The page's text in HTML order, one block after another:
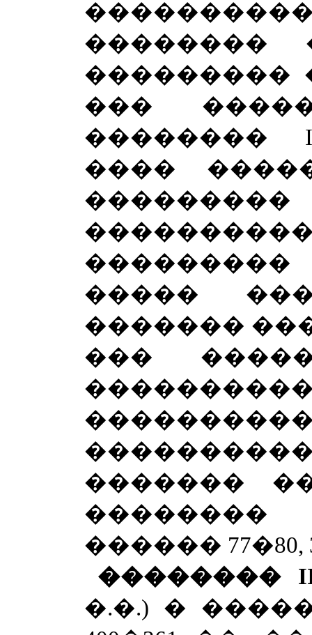
��������
���������
���
�������� I
����
�����
�������
���
�������
������ 77�80,
��������
�.�.) �